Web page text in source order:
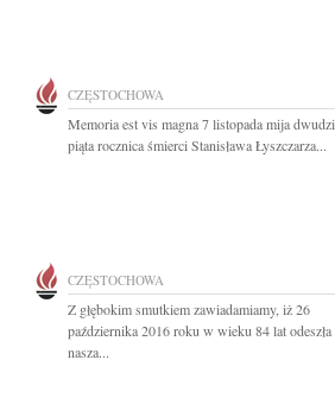
CZĘSTOCHOWA
Memoria est vis magna 7 listopada mija
piąta rocznica śmierci Stanisława Łyszczarza...
CZĘSTOCHOWA
Z głębokim smutkiem zawiadamiamy, iż 26
października 2016 roku w wieku 84 lat odeszła
nasza...